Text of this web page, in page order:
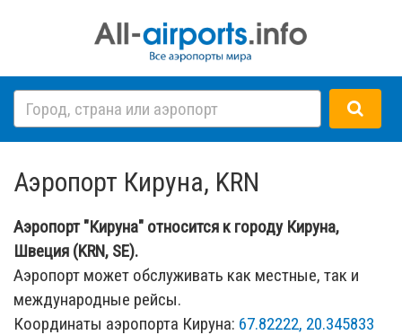
Аэропорт Кируна, KRN
Аэропорт "Кируна" относится к городу Кируна,
Швеция (KRN, SE).
Аэропорт может обслуживать как местные, так и
международные рейсы.
Координаты аэропорта Кируна: 67.82222, 20.345833